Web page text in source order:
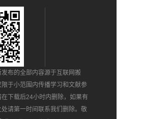
发布的全部内容源于互联网搬
限于小范围内传播学习和文献参
在下载后24小时内删除，如果有
处请第一时间联系我们删除。敬